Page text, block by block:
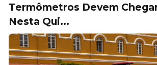
Termômetros Devem Chegar
Nesta Qui...